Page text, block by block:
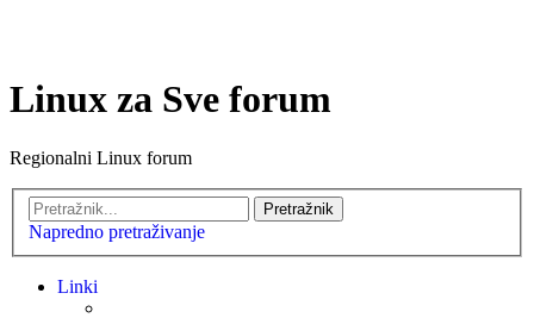
Linux za Sve forum
Regionalni Linux forum
Pretražnik
Napredno pretraživanje
Linki